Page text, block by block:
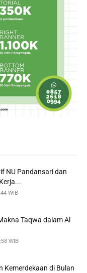
NU Pandansari dan
WIB
Taqwa dalam Al
WIB
Kemerdekaan di Bulan